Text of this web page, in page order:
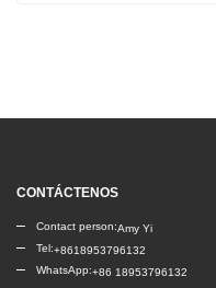
CONTÁCTENOS
Contact person:Amy Yi
Tel:+8618953796132
WhatsApp:+86 18953796132